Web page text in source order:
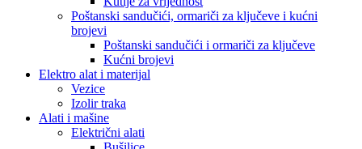
Poštanski sandučići, ormariči za ključeve i kućni
brojevi
Poštanski sandučići i ormariči za ključeve
Kućni brojevi
Elektro alat i materijal
Vezice
Izolir traka
Alati i mašine
Električni alati